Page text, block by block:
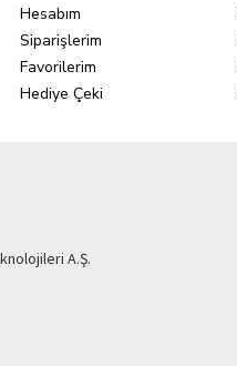
Hesabım
Siparişlerim
Favorilerim
Hediye Çeki
A.Ş.